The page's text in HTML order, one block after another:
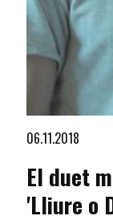
06.11.2018
El duet
'Lliure o